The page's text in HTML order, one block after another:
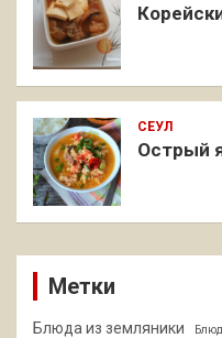
СЕУЛ
Острый
Метки
Блюда из земляники